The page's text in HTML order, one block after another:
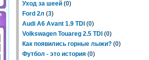
Уход за шеей (0)
Ford 2л (3)
Audi A6 Avant 1.9 TDI (0)
Volkswagen Touareg 2.5 TDI (0)
Как появились горные лыжи? (0)
Футбол - это история (0)